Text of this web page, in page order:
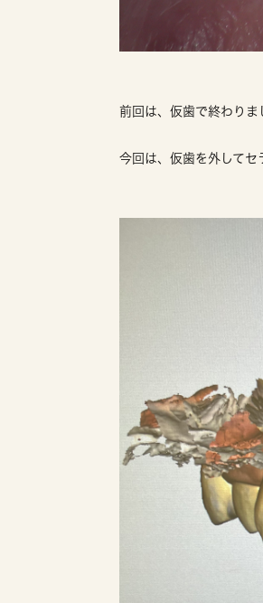
前回は、仮歯で終わりま
今回は、仮歯を外してセ